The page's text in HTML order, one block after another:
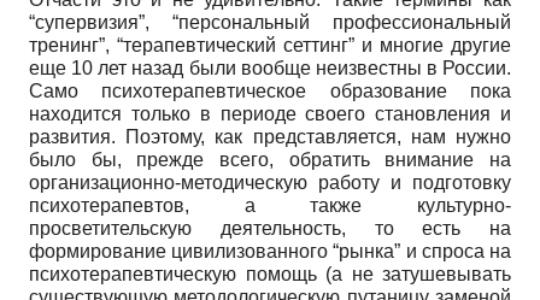
“супервизия”, “персональный профессиональный
тренинг”, “терапевтический сеттинг” и многие другие
еще 10 лет назад были вообще неизвестны в России.
Само психотерапевтическое образование пока
находится только в периоде своего становления и
развития. Поэтому, как представляется, нам нужно
было бы, прежде всего, обратить внимание на
организационно-методическую работу и подготовку
психотерапевтов, а также культурно-
просветительскую деятельность, то есть на
формирование цивилизованного “рынка” и спроса на
психотерапевтическую помощь (а не затушевывать